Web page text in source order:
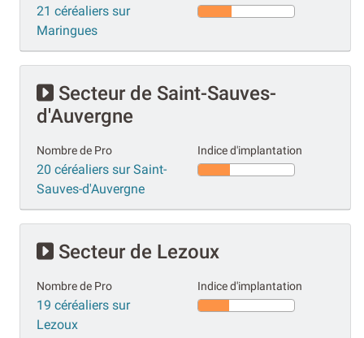
21 céréaliers sur
Maringues
Secteur de Saint-Sauves-
d'Auvergne
Nombre de Pro
20 céréaliers sur Saint-
Sauves-d'Auvergne
Indice d'implantation
Secteur de Lezoux
Nombre de Pro
19 céréaliers sur
Lezoux
Indice d'implantation